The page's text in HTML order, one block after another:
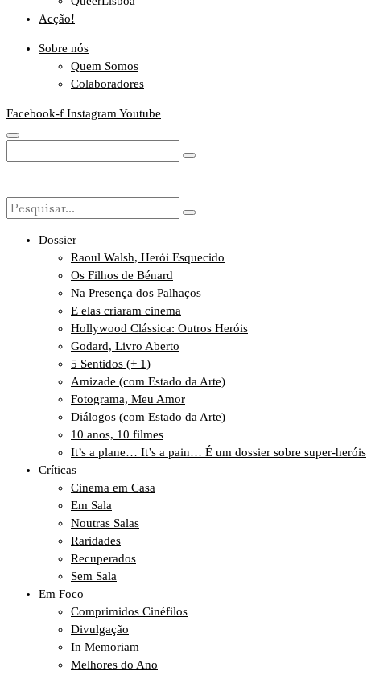
Acção!
Sobre nós
Quem Somos
Colaboradores
Facebook-f Instagram Youtube
Dossier
Raoul Walsh, Herói Esquecido
Os Filhos de Bénard
Na Presença dos Palhaços
E elas criaram cinema
Hollywood Clássica: Outros Heróis
Godard, Livro Aberto
5 Sentidos (+ 1)
Amizade (com Estado da Arte)
Fotograma, Meu Amor
Diálogos (com Estado da Arte)
10 anos, 10 filmes
It’s a plane… It’s a pain… É um dossier sobre super-heróis
Críticas
Cinema em Casa
Em Sala
Noutras Salas
Raridades
Recuperados
Sem Sala
Em Foco
Comprimidos Cinéfilos
Divulgação
In Memoriam
Melhores do Ano